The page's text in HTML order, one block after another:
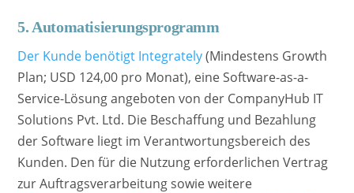
5. Automatisierungsprogramm
Der Kunde benötigt Integrately(Mindestens Growth
Plan; USD 124,00 pro Monat), eine Software-as-a-
Service-Lösung angeboten von der CompanyHub IT
Solutions Pvt. Ltd. Die Beschaffung und Bezahlung
der Software liegt im Verantwortungsbereich des
Kunden. Den für die Nutzung erforderlichen Vertrag
zur Auftragsverarbeitung sowie weitere